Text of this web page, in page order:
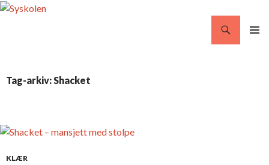
Tag-arkiv: Shacket
KLÆR